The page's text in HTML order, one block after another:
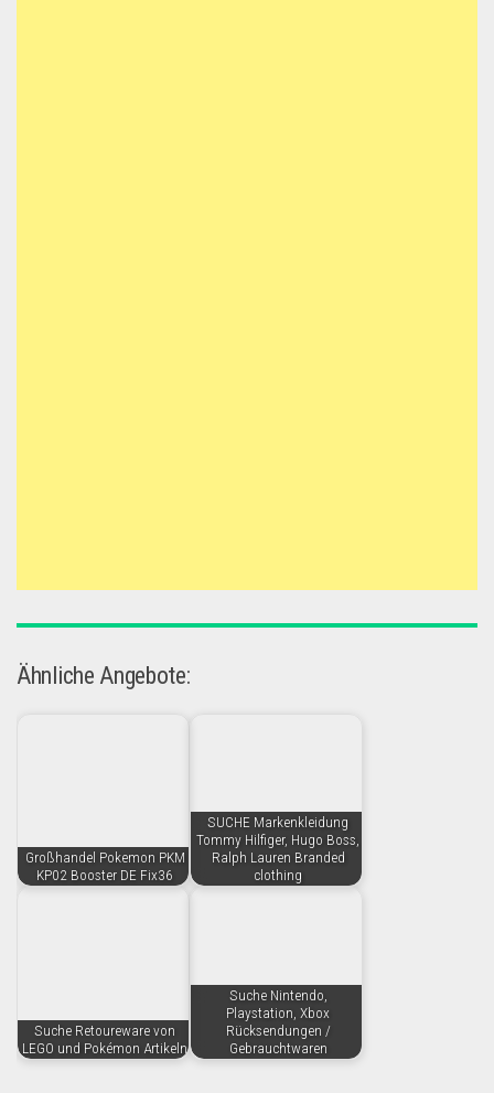
Ähnliche Angebote:
Großhandel Pokemon PKM
KP02 Booster DE Fix36
SUCHE Markenkleidung
Tommy Hilfiger, Hugo Boss,
Ralph Lauren Branded
clothing
Suche Retoureware von
LEGO und Pokémon Artikeln
Suche Nintendo,
Playstation, Xbox
Rücksendungen /
Gebrauchtwaren